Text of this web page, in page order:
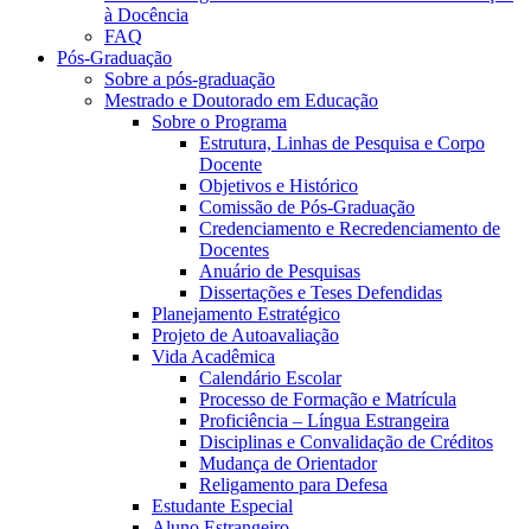
à Docência
FAQ
Pós-Graduação
Sobre a pós-graduação
Mestrado e Doutorado em Educação
Sobre o Programa
Estrutura, Linhas de Pesquisa e Corpo
Docente
Objetivos e Histórico
Comissão de Pós-Graduação
Credenciamento e Recredenciamento de
Docentes
Anuário de Pesquisas
Dissertações e Teses Defendidas
Planejamento Estratégico
Projeto de Autoavaliação
Vida Acadêmica
Calendário Escolar
Processo de Formação e Matrícula
Proficiência – Língua Estrangeira
Disciplinas e Convalidação de Créditos
Mudança de Orientador
Religamento para Defesa
Estudante Especial